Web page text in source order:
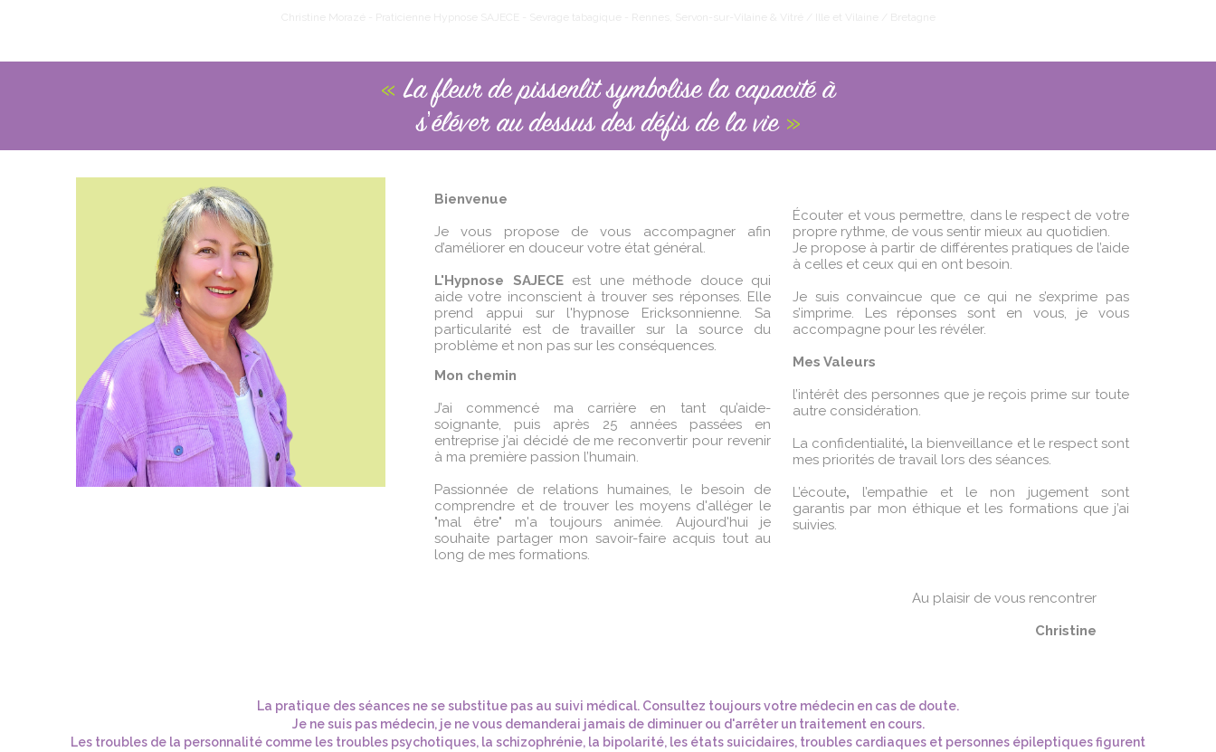
Christine Morazé - Praticienne Hypnose SAJECE - Sevrage tabagique - Rennes, Servon-sur-Vilaine & Vitré / Ille et Vilaine / Bretagne
« La fleur de pissenlit symbolise la capacité à
s’éléver au dessus des défis de la vie »
Bienvenue
Je vous propose de vous accompagner afin
d’améliorer en douceur votre état général.
L‌'Hypnose SAJECEest une méthode douce qui
aide votre inconscient à trouver ses réponses. Elle
prend appui sur l'hypnose Ericksonnienne. Sa
particularité est de travailler sur la source du
problème et non pas sur les conséquences.
Mon chemin
‌‌J’ai commencé ma carrière en tant qu’aide-
soignante, puis après 25 années passées en
entreprise j’ai décidé de me reconvertir pour revenir
à ma première passion l’humain.
‌‌Passionnée de relations humaines, le besoin de
comprendre et de trouver les moyens d'alléger le
"mal être" m'a toujours animée. Aujourd'hui je
souhaite partager mon savoir-faire acquis tout au
long de mes formations.
‌‌Écouter et vous permettre, dans le respect de votre
propre rythme, de vous sentir mieux au quotidien.
Je propose à partir de différentes pratiques de l’aide
à celles et ceux qui en ont besoin.
Je suis convaincue que ce qui ne s’exprime pas
s’imprime. Les réponses sont en vous, je vous
accompagne pour les révéler.
Mes Valeurs
l’intérêt des personnes que je reçois prime sur toute
autre considération.
La confidentialité, la bienveillance et le respect sont
mes priorités de travail lors des séances.
L’écoute, l’empathie et le non jugement sont
garantis par mon éthique et les formations que j’ai
suivies.
Au plaisir de vous rencontrer
Christine
La pratique des séances ne se substitue pas au suivi médical. Consultez toujours votre médecin en cas de doute.
Je ne suis pas médecin, je ne vous demanderai jamais de diminuer ou d'arrêter un traitement en cours.
Les troubles de la personnalité comme les troubles psychotiques, la schizophrénie, la bipolarité, les états suicidaires, troubles cardiaques et personnes épileptiques figurent